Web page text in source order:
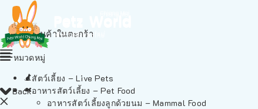
ไม่มีสินค้าในตะกร้า
Back
หมวดหมู่
สัตว์เลี้ยง – Live Pets
อาหารสัตว์เลี้ยง – Pet Food
อาหารสัตว์เลี้ยงลูกด้วยนม – Mammal Food